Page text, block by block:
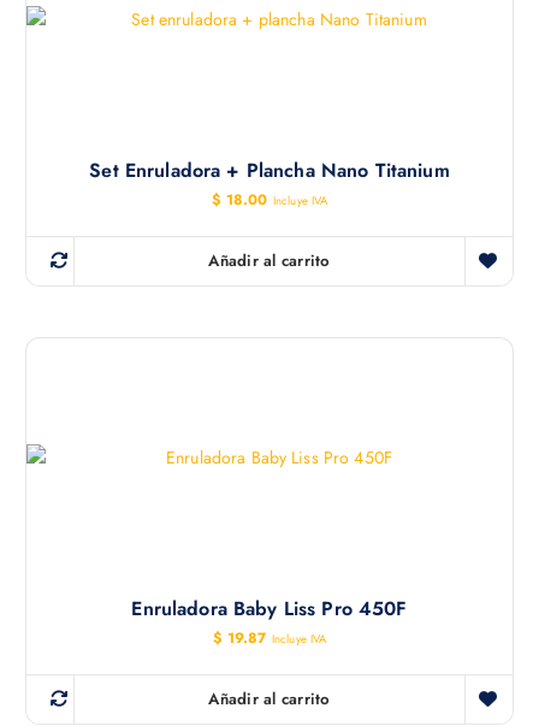
Set Enruladora + Plancha Nano Titanium
$ 18.00 Incluye IVA
Añadir al carrito
Enruladora Baby Liss Pro 450F
$ 19.87 Incluye IVA
Añadir al carrito